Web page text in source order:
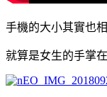
手機的大小其實也
就算是女生的手掌